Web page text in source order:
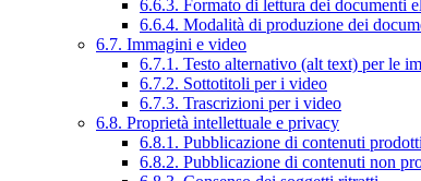
6.6.3. Formato di lettura dei documenti
6.6.4. Modalità di produzione dei
6.7. Immagini e video
6.7.1. Testo alternativo (alt text) per le
6.7.2. Sottotitoli per i video
6.7.3. Trascrizioni per i video
6.8. Proprietà intellettuale e privacy
6.8.1. Pubblicazione di contenuti
6.8.2. Pubblicazione di contenuti non